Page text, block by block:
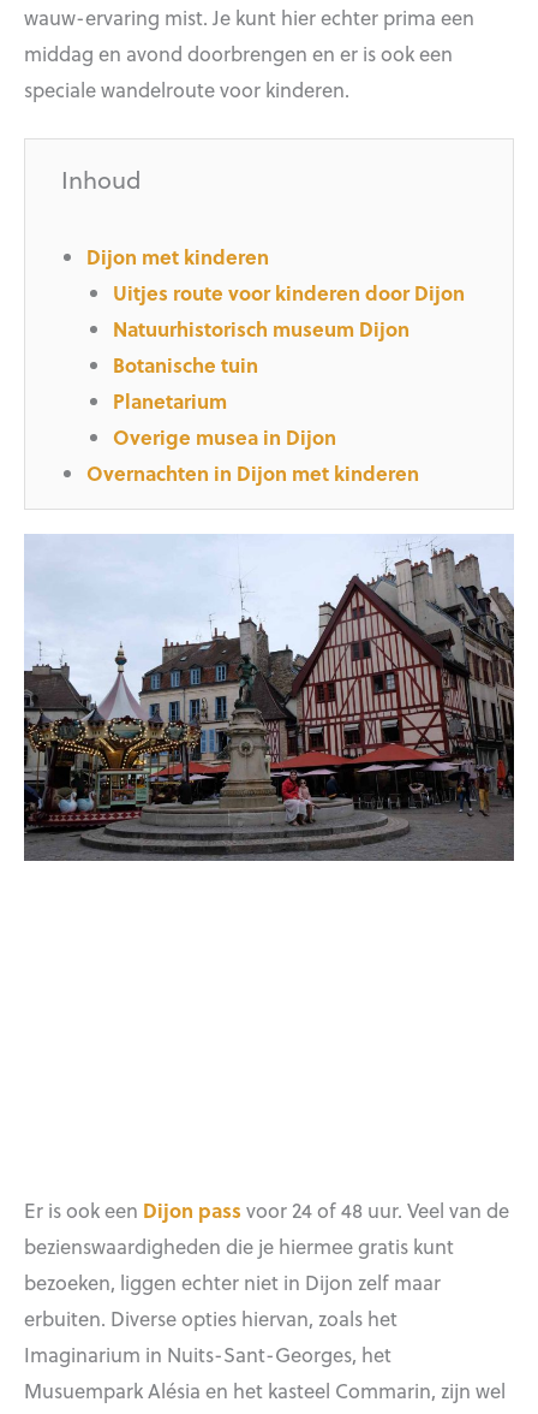
wauw-ervaring mist. Je kunt hier echter prima een
middag en avond doorbrengen en er is ook een
speciale wandelroute voor kinderen.
Inhoud
Dijon met kinderen
Uitjes route voor kinderen door Dijon
Natuurhistorisch museum Dijon
Botanische tuin
Planetarium
Overige musea in Dijon
Overnachten in Dijon met kinderen
Er is ook een Dijon pass voor 24 of 48 uur. Veel van de
bezienswaardigheden die je hiermee gratis kunt
bezoeken, liggen echter niet in Dijon zelf maar
erbuiten. Diverse opties hiervan, zoals het
Imaginarium in Nuits-Sant-Georges, het
Musuempark Alésia en het kasteel Commarin, zijn wel